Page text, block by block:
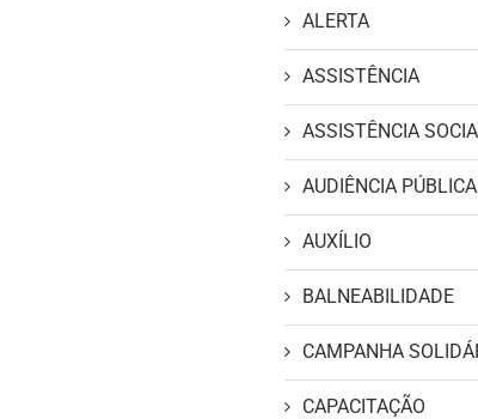
ALERTA
ASSISTÊNCIA
ASSISTÊNCIA
AUDIÊNCIA PÚBLICA
AUXÍLIO
BALNEABILIDADE
CAMPANHA
CAPACITAÇÃO